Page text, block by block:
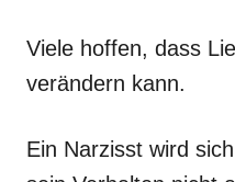
Viele hoffen, dass
verändern kann.
Ein Narzisst wird